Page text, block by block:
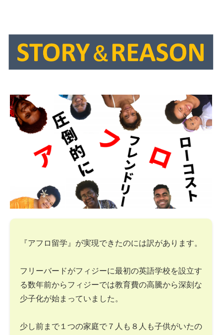
『アフロ留学』が実現できたのには訳があります。
フリーバードがフィジーに最初の英語学校を設立す
る数年前からフィジーでは教育費の高騰から深刻な
少子化が始まっていました。
少し前まで１つの家庭で７人も８人も子供がいたの